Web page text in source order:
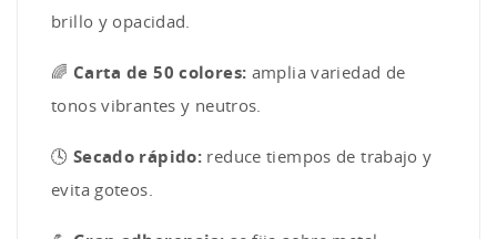
brillo y opacidad.
🌈 Carta de 50 colores: amplia variedad de
tonos vibrantes y neutros.
🕓 Secado rápido: reduce tiempos de trabajo y
evita goteos.